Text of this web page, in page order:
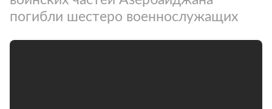
погибли шестеро военнослужащих